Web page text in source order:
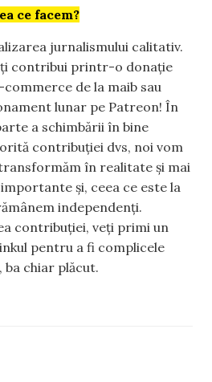
ce facem?
jurnalismului calitativ.
contribui printr-o donație
de la maib sau
lunar pe Patreon! În
a schimbării în bine
contribuției dvs, noi vom
în realitate și mai
și, ceea ce este la
independenți.
contribuției, veți primi un
pentru a fi complicele
chiar plăcut.